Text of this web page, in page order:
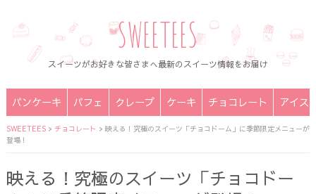
SWEETEES
スイーツがお好きな皆さまへ最新のスイーツ情報をお届け
パンケーキ パフェ クレープ ケーキ チョコレート アイス
SWEETEES> チョコレート > 映える！究極のスイーツ「チョコドーム」に季節限定メニューが
登場！
映える！究極のスイーツ「チョコドー